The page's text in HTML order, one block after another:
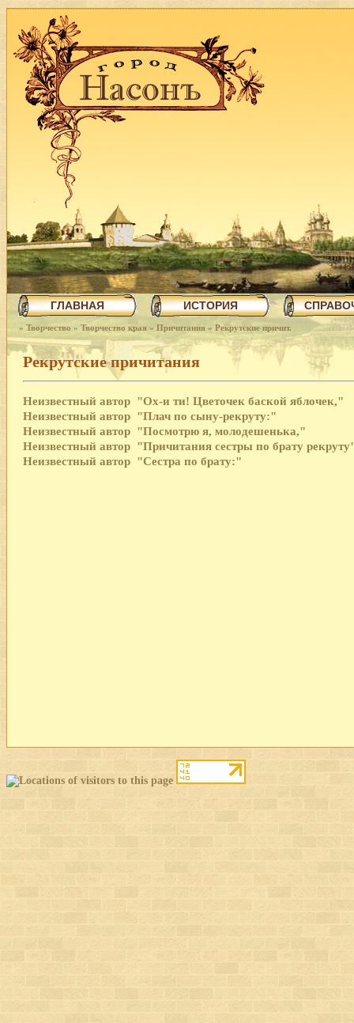
ГЛАВНАЯ ИСТОРИЯ
» Творчество » Творчество края » Причитания » Рекрутские причит.
Рекрутские причитания
Неизвестный автор "Ох-и ти! Цветочек баской яблочек,"
Неизвестный автор "Плач по сыну-рекруту:"
Неизвестный автор "Посмотрю я, молодешенька,"
Неизвестный автор "Причитания сестры по брату
Неизвестный автор "Сестра по брату:"